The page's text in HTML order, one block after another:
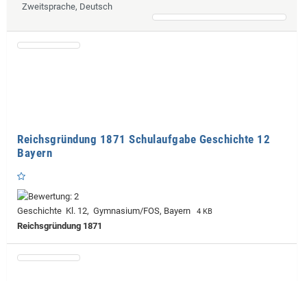
Zweitsprache, Deutsch
Reichsgründung 1871 Schulaufgabe Geschichte 12
Bayern
Geschichte Kl. 12, Gymnasium/FOS, Bayern 4 KB
Reichsgründung 1871